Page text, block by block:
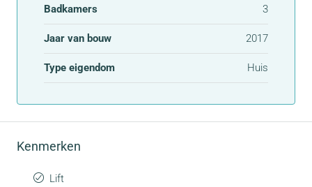
Badkamers 3
Jaar van bouw 2017
Type eigendom Huis
Kenmerken
Lift